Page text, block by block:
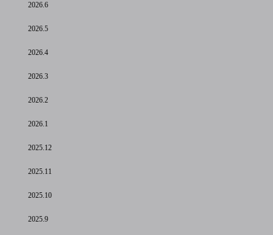
2026.6
2026.5
2026.4
2026.3
2026.2
2026.1
2025.12
2025.11
2025.10
2025.9